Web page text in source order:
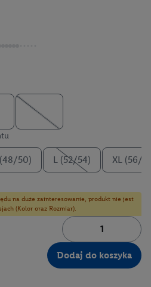
50) L (52/54) XL (56/
na duże zainteresowanie, produkt nie jest
(Kolor oraz Rozmiar).
Dodaj do koszyka